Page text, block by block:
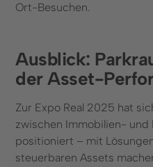
Ort-Besuchen.
Ausblick:
der Asset-
Zur Expo Real 2025 hat
zwischen Immobilien-
positioniert – mit
steuerbaren Assets